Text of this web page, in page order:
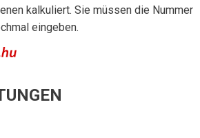
kalkuliert. Sie müssen die Nummer
eingeben.